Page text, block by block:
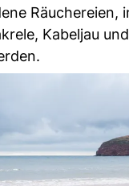
Räuchereien,
Kabeljau